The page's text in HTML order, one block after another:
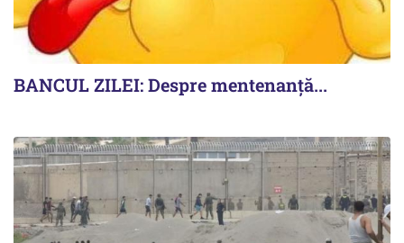
BANCUL ZILEI: Despre mentenanță...